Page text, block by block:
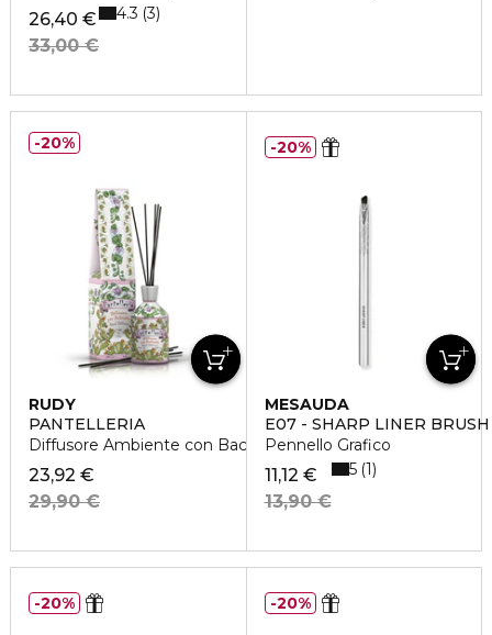
26,40 €
33,00 €
4.3 3
RUDY
PANTELLERIA
Diffusore Ambiente con Bacchette
23,92 €
29,90 €
20%
MESAUDA
E07 - SHARP LINER BRUSH
Pennello Grafico
11,12 €
13,90 €
5 1
20%
20% 20%